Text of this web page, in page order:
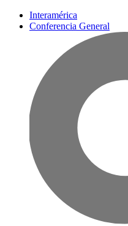
Interamérica
Conferencia General